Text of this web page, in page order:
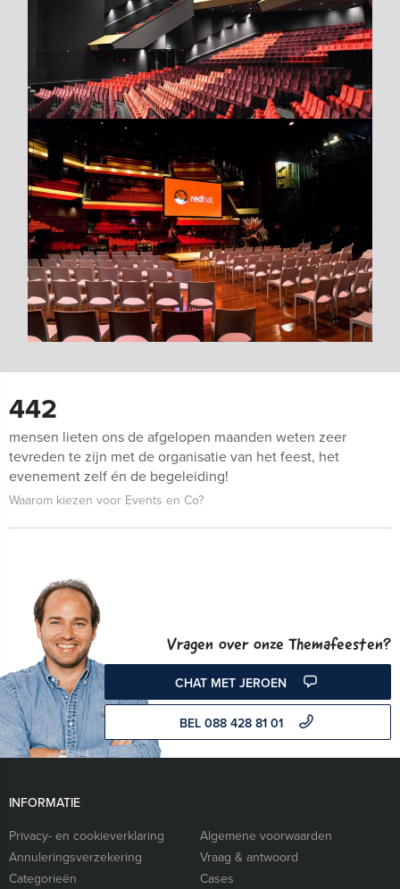
442
mensen lieten ons de afgelopen maanden weten zeer
tevreden te zijn met de organisatie van het feest, het
evenement zelf én de begeleiding!
Waarom kiezen voor Events en Co?
Vragen over onze Themafeesten?
CHAT MET JEROEN
BEL 088 428 81 01
INFORMATIE
Privacy- en cookieverklaring
Algemene voorwaarden
Annuleringsverzekering
Vraag & antwoord
Categorieën
Cases